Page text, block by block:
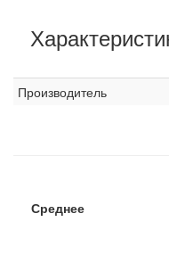
Производитель
Среднее